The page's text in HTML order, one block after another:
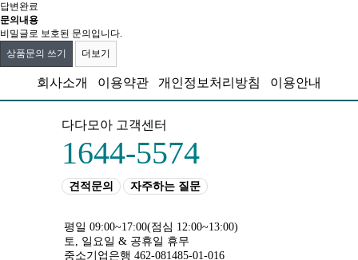
답변완료
문의내용
비밀글로 보호된 문의입니다.
상품문의 쓰기
더보기
회사소개 이용약관 개인정보처리방침 이용안내
다다모아 고객센터
1644-5574
견적문의 자주하는 질문
평일 09:00~17:00(점심 12:00~13:00)
토, 일요일 & 공휴일 휴무
중소기업은행 462-081485-01-016